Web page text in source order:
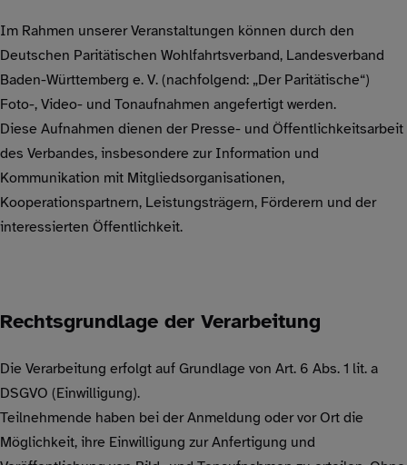
Im Rahmen unserer Veranstaltungen können durch den
Deutschen Paritätischen Wohlfahrtsverband, Landesverband
Baden-Württemberg e. V. (nachfolgend: „Der Paritätische“)
Foto-, Video- und Tonaufnahmen angefertigt werden.
Diese Aufnahmen dienen der Presse- und Öffentlichkeitsarbeit
des Verbandes, insbesondere zur Information und
Kommunikation mit Mitgliedsorganisationen,
Kooperationspartnern, Leistungsträgern, Förderern und der
interessierten Öffentlichkeit.
Rechtsgrundlage der Verarbeitung
Die Verarbeitung erfolgt auf Grundlage von Art. 6 Abs. 1 lit. a
DSGVO (Einwilligung).
Teilnehmende haben bei der Anmeldung oder vor Ort die
Möglichkeit, ihre Einwilligung zur Anfertigung und